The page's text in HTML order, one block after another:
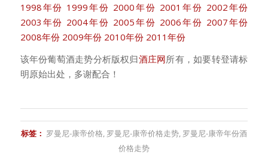
1998年份 1999年份 2000年份 2001年份 2002年份
2003年份 2004年份 2005年份 2006年份 2007年份
2008年份 2009年份 2010年份 2011年份
该年份葡萄酒走势分析版权归酒庄网所有，如要转登请标
明原始出处，多谢配合！
标签： 罗曼尼-康帝价格, 罗曼尼-康帝价格走势, 罗曼尼-康帝年份酒
价格走势